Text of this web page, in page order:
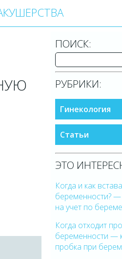
ПОИСК:
РУБРИКИ:
Гинекология
Статьи
ЭТО
Когда и как
беременности? —
на учет по
Когда отходит
беременности —
пробка при